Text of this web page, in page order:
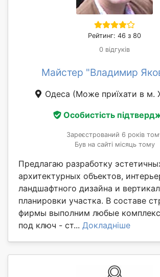
Рейтинг: 46 з 80
0 відгуків
Майстер "Владимир
Одеса (Може приїхати в м.
Особистість
Зареєстрований 6 років
Був на сайті місяць тому
Предлагаю разработку
архитектурных объектов,
ландшафтного дизайна и
планировки участка. В составе
фирмы выполним любые
под ключ - ст... Докладніше